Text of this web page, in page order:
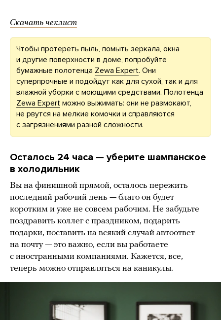
Скачать чеклист
Чтобы протереть пыль, помыть зеркала, окна
и другие поверхности в доме, попробуйте
бумажные полотенца Zewa Expert. Они
суперпрочные и подойдут как для сухой, так и для
влажной уборки с моющими средствами. Полотенца
Zewa Expert можно выжимать: они не размокают,
не рвутся на мелкие комочки и справляются
с загрязнениями разной сложности.
Осталось 24 часа — уберите шампанское
в холодильник
Вы на финишной прямой, осталось пережить
последний рабочий день — благо он будет
коротким и уже не совсем рабочим. Не забудьте
поздравить коллег с праздником, подарить
подарки, поставить на всякий случай автоответ
на почту — это важно, если вы работаете
с иностранными компаниями. Кажется, все,
теперь можно отправляться на каникулы.